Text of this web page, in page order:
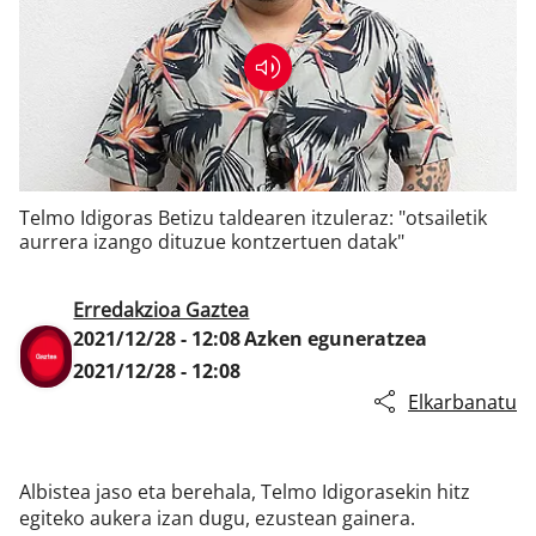
Klisk
Telmo Idigoras Betizu taldearen itzuleraz: "otsailetik
aurrera izango dituzue kontzertuen datak"
Erredakzioa Gaztea
2021/12/28 - 12:08Azken eguneratzea
2021/12/28 - 12:08
Elkarbanatu
Albistea jaso eta berehala, Telmo Idigorasekin hitz
egiteko aukera izan dugu, ezustean gainera.